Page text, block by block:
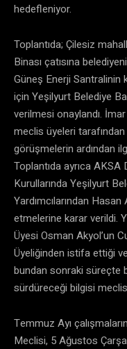
hedefleniyor.
Toplantıda; Çilesiz
Binası çatısına
Güneş Enerji Santralinin
için Yeşilyurt Belediye
verilmesi onaylandı.
meclis üyeleri
görüşmelerin ardından
Toplantıda ayrıca AKSA
Kurullarında Yeşilyurt
Yardımcılarından
etmelerine karar verildi.
Üyesi Osman Akyol’un
Üyeliğinden istifa ettiği
bundan sonraki süreçte
sürdüreceği bilgisi meclis
Temmuz Ayı
Meclisi, 5 Ağustos